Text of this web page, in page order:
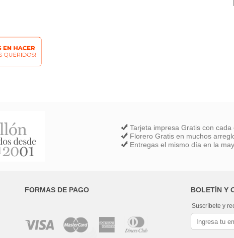
Tarjeta impresa Gratis con cada
Florero Gratis en muchos
Entregas el mismo día en la
FORMAS DE PAGO BOLETÍN Y
Suscríbete y